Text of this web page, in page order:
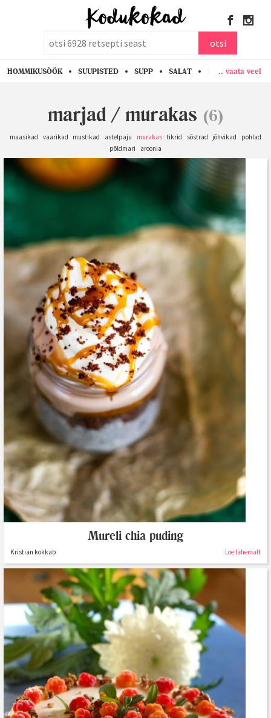
otsi
HOMMIKUSÖÖK SUUPISTED SUPP SALAT PASTA KANA
.. vaata veel
marjad / murakas (6)
maasikad vaarikad mustikad astelpaju murakas tikrid sõstrad jõhvikad
pohlad
põldmari
aroonia
Mureli chia puding
Kristian kokkab Loe lähemalt